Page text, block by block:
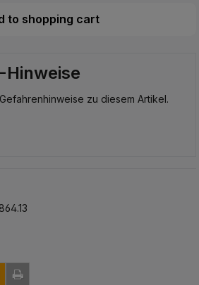
to shopping cart
Hinweise
zu diesem Artikel.